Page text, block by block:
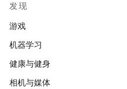
发现
游戏
机器学习
健康与健身
相机与媒体